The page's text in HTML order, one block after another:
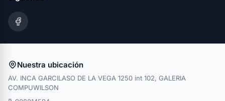
Nuestra ubicación
AV. INCA GARCILASO DE LA VEGA 1250 int 102, GALERIA
COMPUWILSON